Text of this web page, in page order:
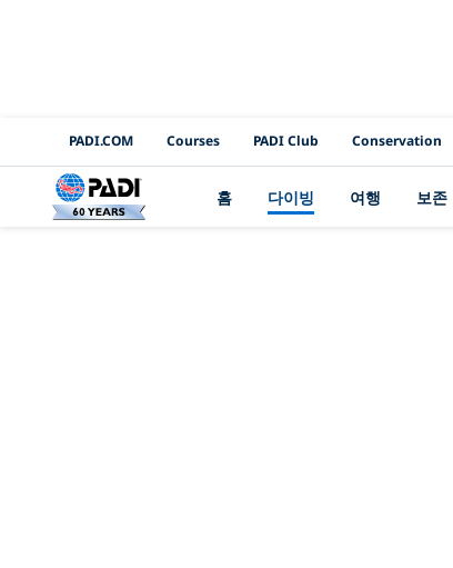
PADI Channels
PADI.COM Courses PADI Club Conservation
홈 다이빙 여행 보존